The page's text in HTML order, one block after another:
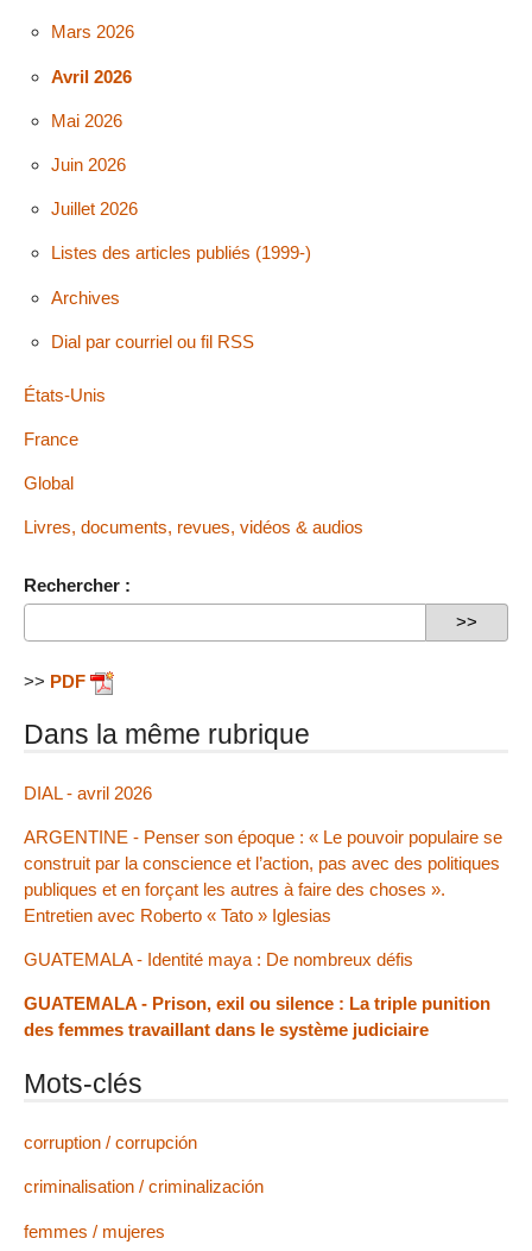
Mars 2026
Avril 2026
Mai 2026
Juin 2026
Juillet 2026
Listes des articles publiés (1999-)
Archives
Dial par courriel ou fil RSS
États-Unis
France
Global
Livres, documents, revues, vidéos & audios
Rechercher :
>> PDF
Dans la même rubrique
DIAL - avril 2026
ARGENTINE - Penser son époque : « Le pouvoir populaire se
construit par la conscience et l’action, pas avec des politiques
publiques et en forçant les autres à faire des choses ».
Entretien avec Roberto « Tato » Iglesias
GUATEMALA - Identité maya : De nombreux défis
GUATEMALA - Prison, exil ou silence : La triple punition
des femmes travaillant dans le système judiciaire
Mots-clés
corruption / corrupción
criminalisation / criminalización
femmes / mujeres